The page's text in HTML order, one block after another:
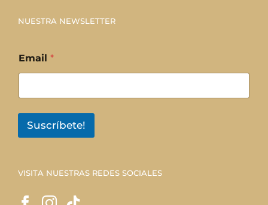
NUESTRA NEWSLETTER
Email *
Suscríbete!
VISITA NUESTRAS REDES SOCIALES